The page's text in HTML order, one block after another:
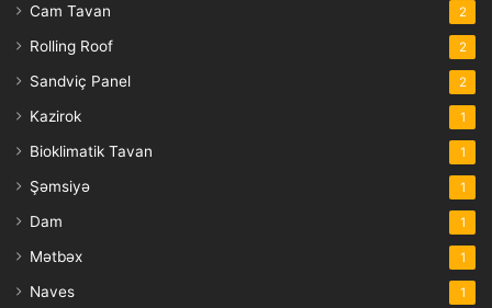
Cam Tavan 2
Rolling Roof 2
Sandviç Panel 2
Kazirok 1
Bioklimatik Tavan 1
Şəmsiyə 1
Dam 1
Mətbəx 1
Naves 1